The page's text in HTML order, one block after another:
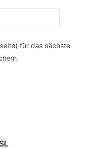
für das nächste